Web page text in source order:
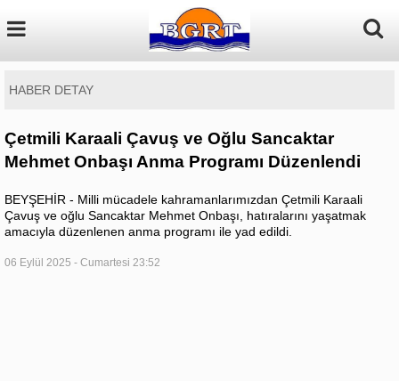
HABER DETAY
Çetmili Karaali Çavuş ve Oğlu Sancaktar
Mehmet Onbaşı Anma Programı Düzenlendi
BEYŞEHİR - Milli mücadele kahramanlarımızdan Çetmili Karaali
Çavuş ve oğlu Sancaktar Mehmet Onbaşı, hatıralarını yaşatmak
amacıyla düzenlenen anma programı ile yad edildi.
06 Eylül 2025 - Cumartesi 23:52